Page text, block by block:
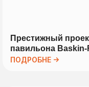
Престижный
павильона
ПОДРОБНЕ →